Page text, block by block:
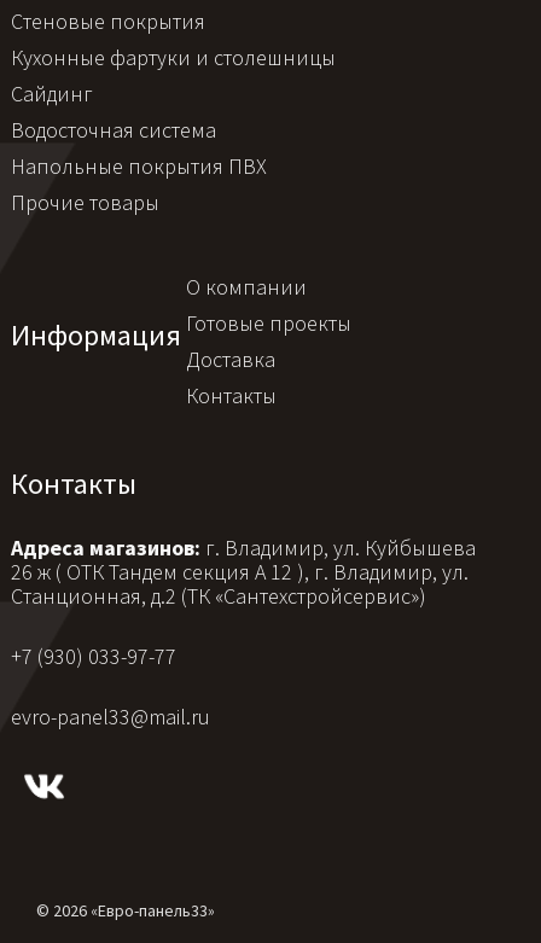
Стеновые покрытия
Кухонные фартуки и столешницы
Сайдинг
Водосточная система
Напольные покрытия ПВХ
Прочие товары
Информация
О компании
Готовые проекты
Доставка
Контакты
Контакты
Адреса магазинов: г. Владимир, ул. Куйбышева
26 ж ( ОТК Тандем секция А 12 ), г. Владимир, ул.
Станционная, д.2 (ТК «Сантехстройсервис»)
+7 (930) 033-97-77
evro-panel33@mail.ru
© 2026 «Евро-панель33»